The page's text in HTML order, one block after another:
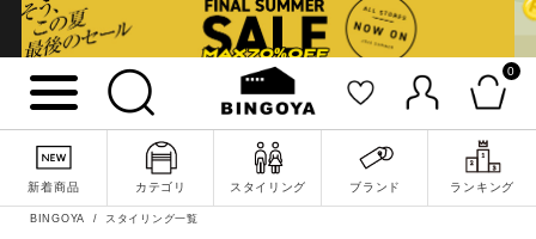
0
新着商品 カテゴリ スタイリング ブランド ランキング
BINGOYA スタイリング一覧